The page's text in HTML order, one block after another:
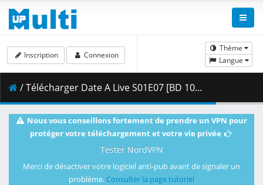
Thème
Langue
Inscription Connexion
/ Télécharger Date A Live S01E07 [BD 1080p HEVC 10bit FLAC] [Dual-Audio].mkv.001 ( 446.51 MB )
Nous vous conseillons fortement de prendre un VPN pour
protéger votre téléchargement et votre vie privée
Tester NordVPN
Merci de désactiver votre logiciel anti-pub avant de signaler un
problème. Consulter la page tutoriel